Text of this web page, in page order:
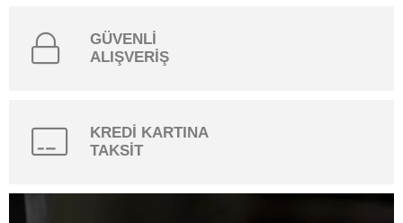
GÜVENLİ
ALIŞVERİŞ
KREDİ KARTINA
TAKSİT